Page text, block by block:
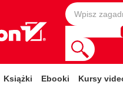
Książki Ebooki Kursy